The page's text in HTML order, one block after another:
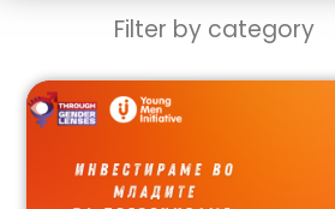
Filter by category